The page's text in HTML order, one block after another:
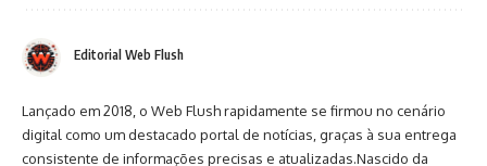
Editorial Web Flush
Lançado em 2018, o Web Flush rapidamente se firmou no cenário
digital como um destacado portal de notícias, graças à sua entrega
consistente de informações precisas e atualizadas.Nascido da